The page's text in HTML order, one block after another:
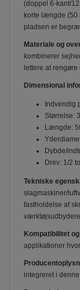
(doppel 6-kant/
korte længde (50
pladsen er
Materiale og
kombinerer
lettere at
Dimensional
Indvendig
Størrelse:
Længde:
Dybde/
Drev: 1/2
Tekniske
slagmaskiner/
fastholdelse af
Kompatibilitet
applikationer
integreret i